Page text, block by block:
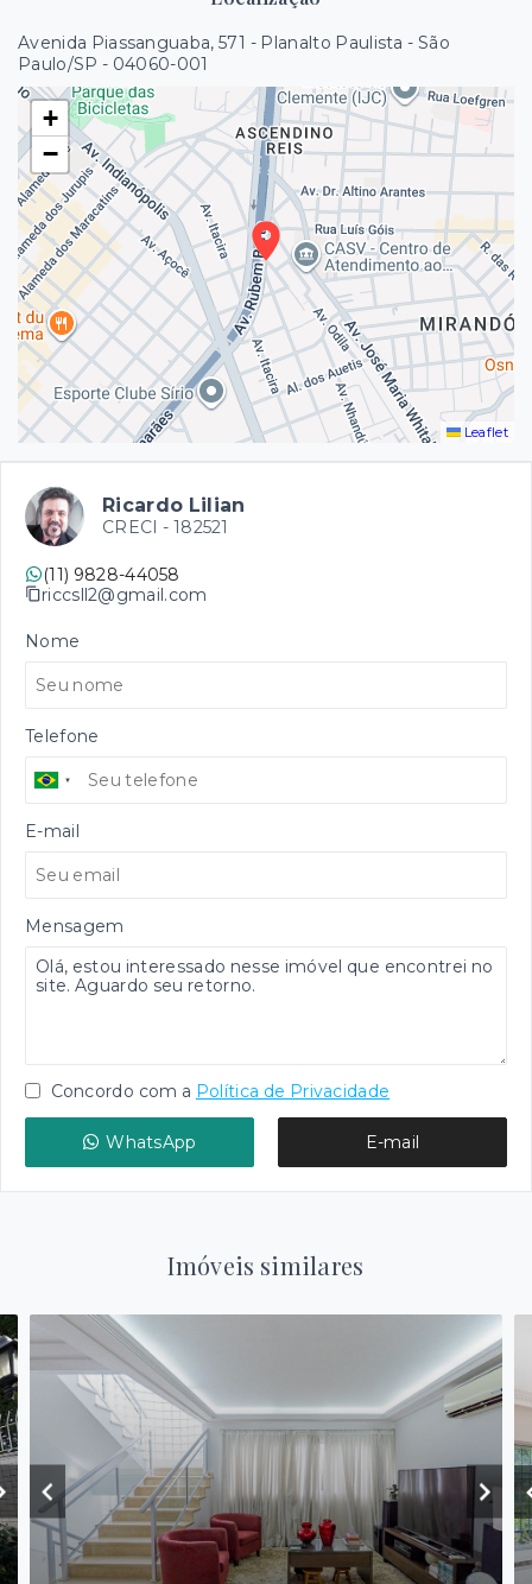
Avenida Piassanguaba, 571 - Planalto Paulista - São
Paulo/SP - 04060-001
+
−
Leaflet
Ricardo Lilian
CRECI - 182521
(11) 9828-44058
riccsll2@gmail.com
Nome
Telefone
E-mail
Mensagem
Concordo com a Política de Privacidade
WhatsApp E-mail
Imóveis similares